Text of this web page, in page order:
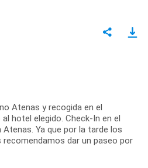
Atenas y recogida en el
hotel elegido. Check-In en el
Ya que por la tarde los
dar un paseo por